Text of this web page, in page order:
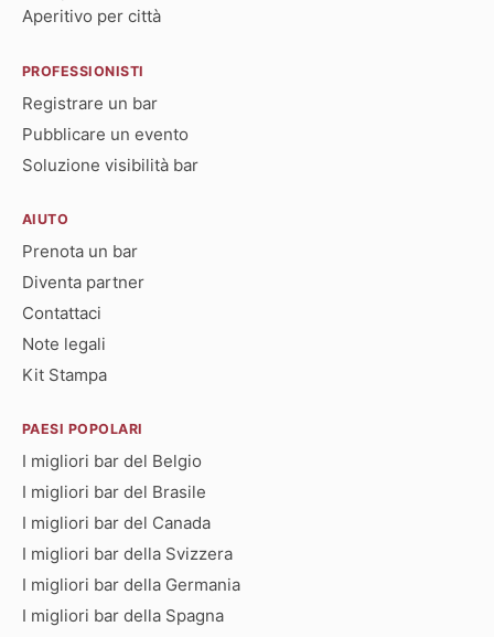
Aperitivo per città
PROFESSIONISTI
Registrare un bar
Pubblicare un evento
Soluzione visibilità bar
AIUTO
Prenota un bar
Diventa partner
Contattaci
Note legali
Kit Stampa
PAESI POPOLARI
I migliori bar del Belgio
I migliori bar del Brasile
I migliori bar del Canada
I migliori bar della Svizzera
I migliori bar della Germania
I migliori bar della Spagna